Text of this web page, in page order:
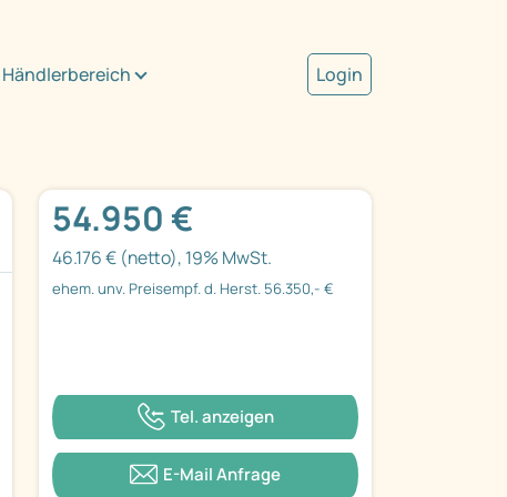
Händlerbereich Login
54.950 €
46.176 € (netto), 19% MwSt.
ehem. unv. Preisempf. d. Herst. 56.350,- €
Tel. anzeigen
E-Mail Anfrage